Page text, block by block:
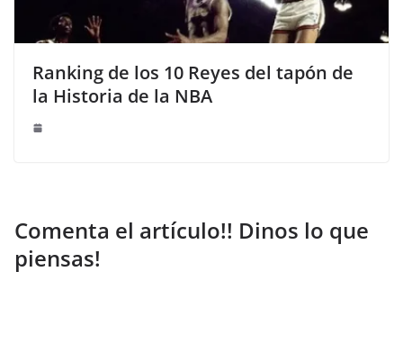
Ranking de los 10 Reyes del tapón de
la Historia de la NBA
Comenta el artículo!! Dinos lo que
piensas!